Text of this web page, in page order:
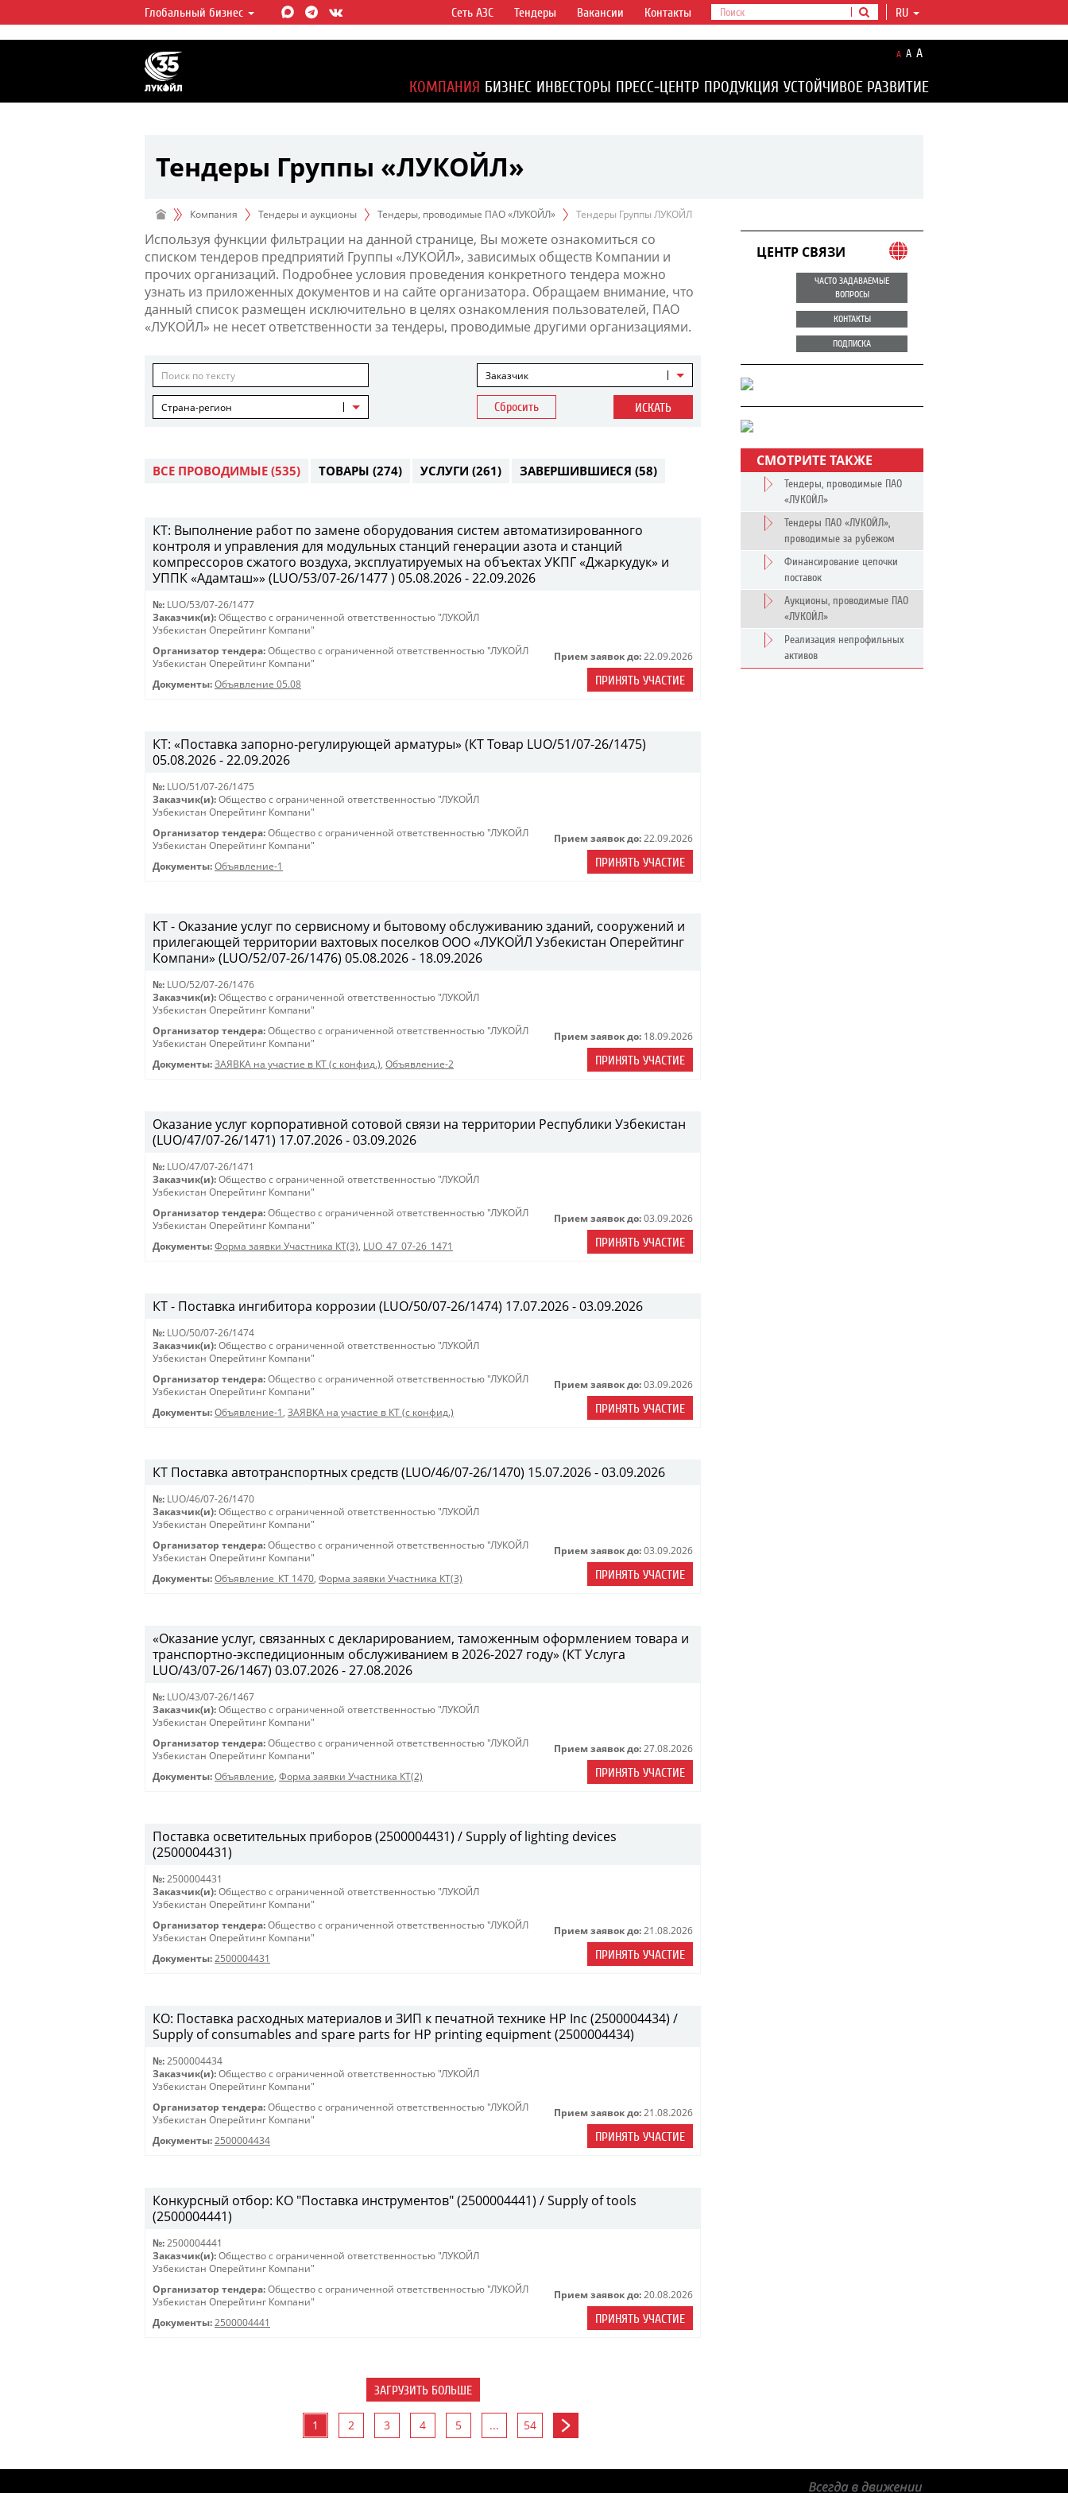
ЛУКОЙЛ СЕГОДНЯ
ЛУКОЙЛ — одна из крупнейших вертикально
интегрированных нефтегазовых компаний в
мире, на долю которой приходится более 2%
мировой добычи нефти и около 1% доказанных
Глобальный бизнес RU
Сеть АЗС Тендеры Вакансии Контакты
A A A
КОМПАНИЯ БИЗНЕС ИНВЕСТОРЫ ПРЕСС-ЦЕНТР ПРОДУКЦИЯ УСТОЙЧИВОЕ РАЗВИТИЕ
Тендеры Группы «ЛУКОЙЛ»
Компания Тендеры и аукционы Тендеры, проводимые ПАО «ЛУКОЙЛ» Тендеры Группы ЛУКОЙЛ
Используя функции фильтрации на данной странице, Вы можете ознакомиться со
списком тендеров предприятий Группы «ЛУКОЙЛ», зависимых обществ Компании и
прочих организаций. Подробнее условия проведения конкретного тендера можно
узнать из приложенных документов и на сайте организатора. Обращаем внимание, что
данный список размещен исключительно в целях ознакомления пользователей, ПАО
«ЛУКОЙЛ» не несет ответственности за тендеры, проводимые другими организациями.
Заказчик
Страна-регион Сбросить ИСКАТЬ
ВСЕ ПРОВОДИМЫЕ (535) ТОВАРЫ (274) УСЛУГИ (261) ЗАВЕРШИВШИЕСЯ (58)
КТ: Выполнение работ по замене оборудования систем автоматизированного
контроля и управления для модульных станций генерации азота и станций
компрессоров сжатого воздуха, эксплуатируемых на объектах УКПГ «Джаркудук» и
УППК «Адамташ»» (LUO/53/07-26/1477 ) 05.08.2026 - 22.09.2026
№: LUO/53/07-26/1477
Заказчик(и): Общество с ограниченной ответственностью "ЛУКОЙЛ
Узбекистан Оперейтинг Компани"
Организатор тендера: Общество с ограниченной ответственностью "ЛУКОЙЛ
Узбекистан Оперейтинг Компани"
Документы: Объявление 05.08
Прием заявок до: 22.09.2026
ПРИНЯТЬ УЧАСТИЕ
КТ: «Поставка запорно-регулирующей арматуры» (КТ Товар LUO/51/07-26/1475)
05.08.2026 - 22.09.2026
№: LUO/51/07-26/1475
Заказчик(и): Общество с ограниченной ответственностью "ЛУКОЙЛ
Узбекистан Оперейтинг Компани"
Организатор тендера: Общество с ограниченной ответственностью "ЛУКОЙЛ
Узбекистан Оперейтинг Компани"
Документы: Объявление-1
Прием заявок до: 22.09.2026
ПРИНЯТЬ УЧАСТИЕ
КТ - Оказание услуг по сервисному и бытовому обслуживанию зданий, сооружений и
прилегающей территории вахтовых поселков ООО «ЛУКОЙЛ Узбекистан Оперейтинг
Компани» (LUO/52/07-26/1476) 05.08.2026 - 18.09.2026
№: LUO/52/07-26/1476
Заказчик(и): Общество с ограниченной ответственностью "ЛУКОЙЛ
Узбекистан Оперейтинг Компани"
Организатор тендера: Общество с ограниченной ответственностью "ЛУКОЙЛ
Узбекистан Оперейтинг Компани"
Документы: ЗАЯВКА на участие в КТ (с конфид.), Объявление-2
Прием заявок до: 18.09.2026
ПРИНЯТЬ УЧАСТИЕ
Оказание услуг корпоративной сотовой связи на территории Республики Узбекистан
(LUO/47/07-26/1471) 17.07.2026 - 03.09.2026
№: LUO/47/07-26/1471
Заказчик(и): Общество с ограниченной ответственностью "ЛУКОЙЛ
Узбекистан Оперейтинг Компани"
Организатор тендера: Общество с ограниченной ответственностью "ЛУКОЙЛ
Узбекистан Оперейтинг Компани"
Документы: Форма заявки Участника КТ(3), LUO_47_07-26_1471
Прием заявок до: 03.09.2026
ПРИНЯТЬ УЧАСТИЕ
КТ - Поставка ингибитора коррозии (LUO/50/07-26/1474) 17.07.2026 - 03.09.2026
№: LUO/50/07-26/1474
Заказчик(и): Общество с ограниченной ответственностью "ЛУКОЙЛ
Узбекистан Оперейтинг Компани"
Организатор тендера: Общество с ограниченной ответственностью "ЛУКОЙЛ
Узбекистан Оперейтинг Компани"
Документы: Объявление-1 , ЗАЯВКА на участие в КТ (с конфид.)
Прием заявок до: 03.09.2026
ПРИНЯТЬ УЧАСТИЕ
КТ Поставка автотранспортных средств (LUO/46/07-26/1470) 15.07.2026 - 03.09.2026
№: LUO/46/07-26/1470
Заказчик(и): Общество с ограниченной ответственностью "ЛУКОЙЛ
Узбекистан Оперейтинг Компани"
Организатор тендера: Общество с ограниченной ответственностью "ЛУКОЙЛ
Узбекистан Оперейтинг Компани"
Документы: Объявление_КТ 1470, Форма заявки Участника КТ(3)
Прием заявок до: 03.09.2026
ПРИНЯТЬ УЧАСТИЕ
«Оказание услуг, связанных с декларированием, таможенным оформлением товара и
транспортно-экспедиционным обслуживанием в 2026-2027 году» (КТ Услуга
LUO/43/07-26/1467) 03.07.2026 - 27.08.2026
№: LUO/43/07-26/1467
Заказчик(и): Общество с ограниченной ответственностью "ЛУКОЙЛ
Узбекистан Оперейтинг Компани"
Организатор тендера: Общество с ограниченной ответственностью "ЛУКОЙЛ
Узбекистан Оперейтинг Компани"
Документы: Объявление, Форма заявки Участника КТ(2)
Прием заявок до: 27.08.2026
ПРИНЯТЬ УЧАСТИЕ
Поставка осветительных приборов (2500004431) / Supply of lighting devices
(2500004431)
№: 2500004431
Заказчик(и): Общество с ограниченной ответственностью "ЛУКОЙЛ
Узбекистан Оперейтинг Компани"
Организатор тендера: Общество с ограниченной ответственностью "ЛУКОЙЛ
Узбекистан Оперейтинг Компани"
Документы: 2500004431
Прием заявок до: 21.08.2026
ПРИНЯТЬ УЧАСТИЕ
КО: Поставка расходных материалов и ЗИП к печатной технике HP Inc (2500004434) /
Supply of consumables and spare parts for HP printing equipment (2500004434)
№: 2500004434
Заказчик(и): Общество с ограниченной ответственностью "ЛУКОЙЛ
Узбекистан Оперейтинг Компани"
Организатор тендера: Общество с ограниченной ответственностью "ЛУКОЙЛ
Узбекистан Оперейтинг Компани"
Документы: 2500004434
Прием заявок до: 21.08.2026
ПРИНЯТЬ УЧАСТИЕ
Конкурсный отбор: КО "Поставка инструментов" (2500004441) / Supply of tools
(2500004441)
№: 2500004441
Заказчик(и): Общество с ограниченной ответственностью "ЛУКОЙЛ
Узбекистан Оперейтинг Компани"
Организатор тендера: Общество с ограниченной ответственностью "ЛУКОЙЛ
Узбекистан Оперейтинг Компани"
Документы: 2500004441
Прием заявок до: 20.08.2026
ПРИНЯТЬ УЧАСТИЕ
ЗАГРУЗИТЬ БОЛЬШЕ
1 2 3 4 5 ... 54
ЦЕНТР СВЯЗИ
ЧАСТО ЗАДАВАЕМЫЕ
ВОПРОСЫ
КОНТАКТЫ
ПОДПИСКА
СМОТРИТЕ ТАКЖЕ
Тендеры, проводимые ПАО
«ЛУКОЙЛ»
Тендеры ПАО «ЛУКОЙЛ»,
проводимые за рубежом
Финансирование цепочки
поставок
Аукционы, проводимые ПАО
«ЛУКОЙЛ»
Реализация непрофильных
активов